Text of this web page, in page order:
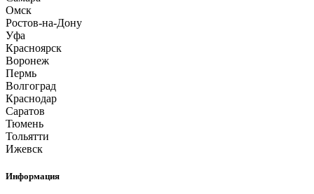
Омск
Ростов-на-Дону
Уфа
Красноярск
Воронеж
Пермь
Волгоград
Краснодар
Саратов
Тюмень
Тольятти
Ижевск
Информация